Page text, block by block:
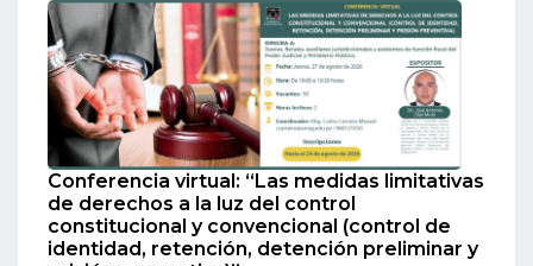
Conferencia virtual: “Las medidas limitativas
de derechos a la luz del control
constitucional y convencional (control de
identidad, retención, detención preliminar y